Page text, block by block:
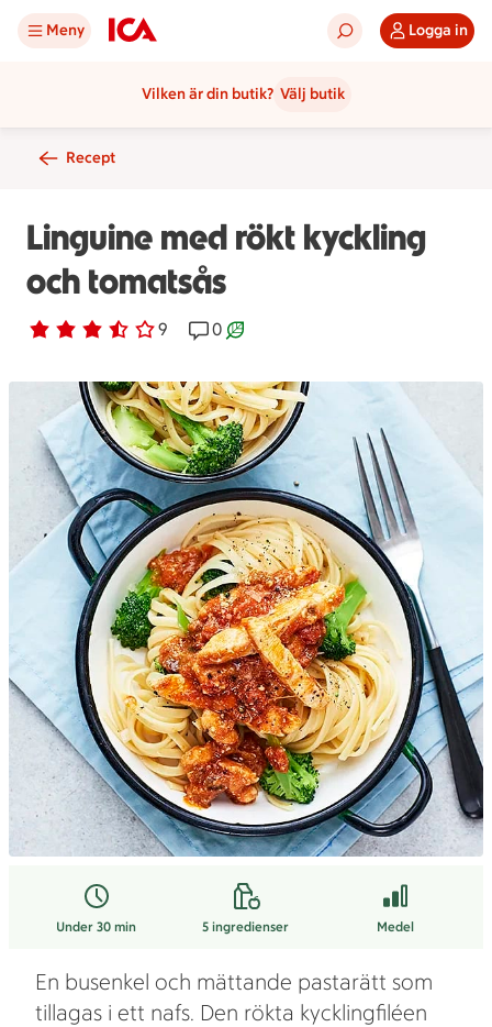
Meny Logga in
Vilken är din butik? Välj butik
Recept
Linguine med rökt kyckling
och tomatsås
Betyg 3.1 av 5. 9
9 personer har röstatReceptet har 0 kommentarer
0 Receptet är ett klimartsmart val.
Under 30 min 5ingredienser Medel
En busenkel och mättande pastarätt som
tillagas i ett nafs. Den rökta kycklingfiléen